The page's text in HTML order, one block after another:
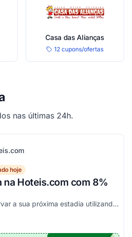
Casa das Alianças
12 cupons/ofertas
nas últimas 24h.
hoje
na Hoteis.com com 8%
Economize 8% ao reservar a sua próxima estadia utilizando este código promocional em estabelecimentos participantes da Hoteis.com.